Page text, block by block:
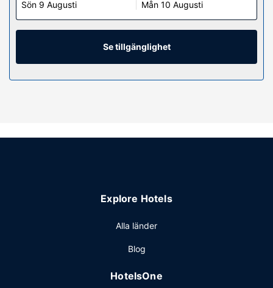
Bekvämligheter på anläggningen
Passa på att dra nytta av bland annat gratis wi-fi och
Sön 9 Augusti Mån 10 Augusti
Se tillgänglighet
Explore Hotels
Alla länder
Blog
HotelsOne